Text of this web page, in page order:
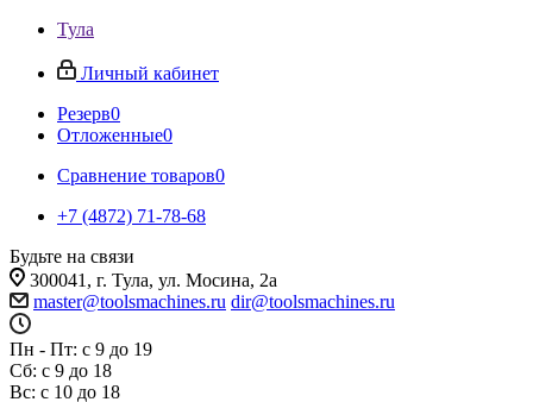
Тула
Личный кабинет
Резерв0
Отложенные0
Сравнение товаров0
+7 (4872) 71-78-68
Будьте на связи
300041, г. Тула, ул. Мосина, 2а
master@toolsmachines.ru dir@toolsmachines.ru
Пн - Пт: с 9 до 19
Сб: с 9 до 18
Вс: с 10 до 18